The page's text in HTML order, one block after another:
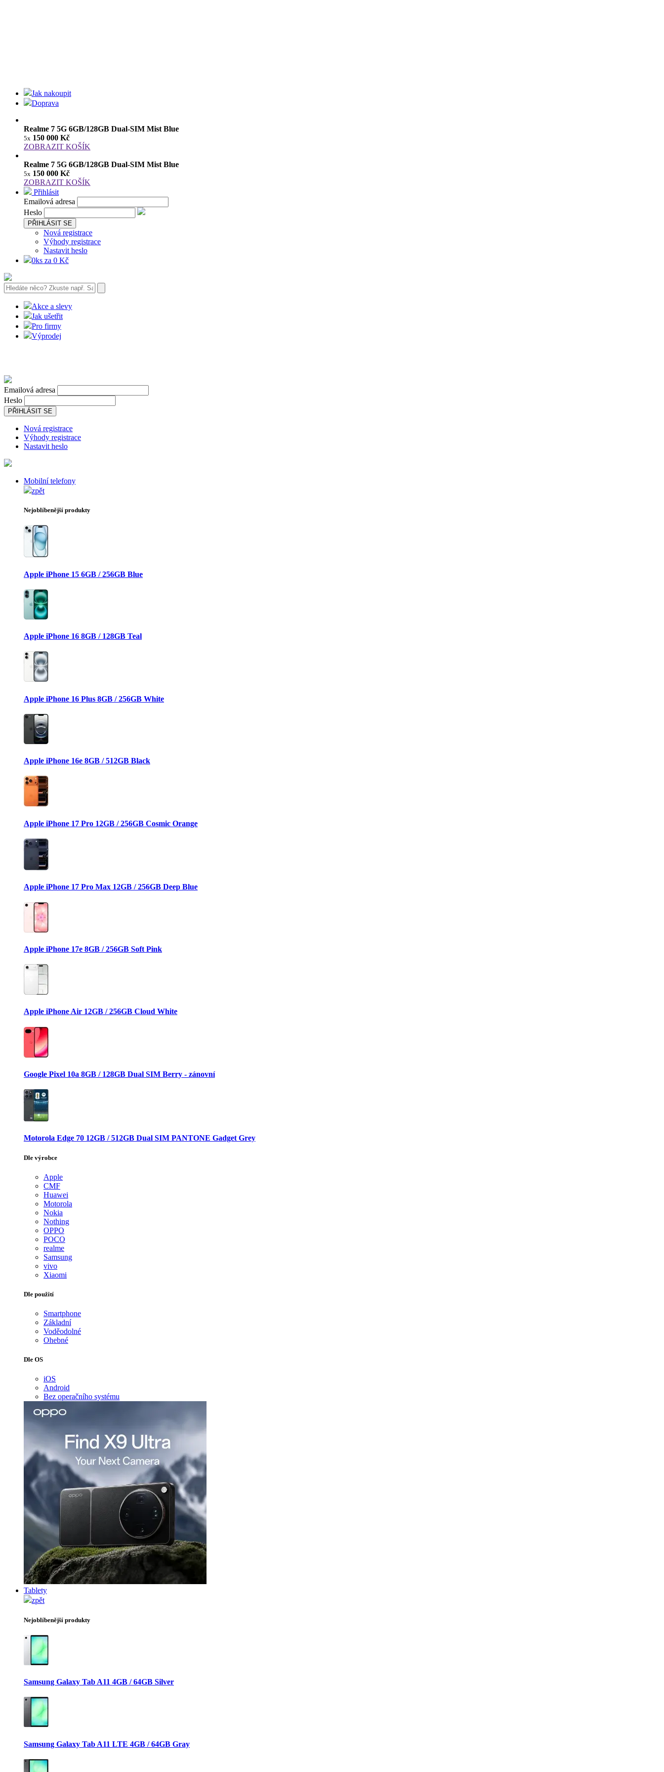
Jak nakoupit
Doprava
Realme 7 5G 6GB/128GB Dual-SIM Mist Blue
5x 150 000 Kč
ZOBRAZIT KOŠÍK
Realme 7 5G 6GB/128GB Dual-SIM Mist Blue
5x 150 000 Kč
ZOBRAZIT KOŠÍK
Přihlásit
Emailová adresa
Heslo
PŘIHLÁSIT SE
Nová registrace
Výhody registrace
Nastavit heslo
0ks za 0 Kč
Akce a slevy
Jak ušetřit
Pro firmy
Výprodej
Emailová adresa
Heslo
PŘIHLÁSIT SE
Nová registrace
Výhody registrace
Nastavit heslo
Mobilní telefony
zpět
Nejoblíbenější produkty
Apple iPhone 15 6GB / 256GB Blue
Apple iPhone 16 8GB / 128GB Teal
Apple iPhone 16 Plus 8GB / 256GB White
Apple iPhone 16e 8GB / 512GB Black
Apple iPhone 17 Pro 12GB / 256GB Cosmic Orange
Apple iPhone 17 Pro Max 12GB / 256GB Deep Blue
Apple iPhone 17e 8GB / 256GB Soft Pink
Apple iPhone Air 12GB / 256GB Cloud White
Google Pixel 10a 8GB / 128GB Dual SIM Berry - zánovní
Motorola Edge 70 12GB / 512GB Dual SIM PANTONE Gadget Grey
Dle výrobce
Apple
CMF
Huawei
Motorola
Nokia
Nothing
OPPO
POCO
realme
Samsung
vivo
Xiaomi
Dle použití
Smartphone
Základní
Voděodolné
Ohebné
Dle OS
iOS
Android
Bez operačního systému
Tablety
zpět
Nejoblíbenější produkty
Samsung Galaxy Tab A11 4GB / 64GB Silver
Samsung Galaxy Tab A11 LTE 4GB / 64GB Gray